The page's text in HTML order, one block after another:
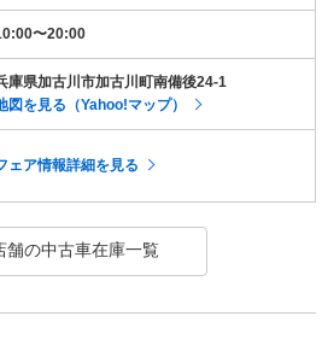
〜20:00
庫県加古川市加古川町南備後24-1
図を見る（Yahoo!マップ）
ェア情報詳細を見る
舗の中古車在庫一覧